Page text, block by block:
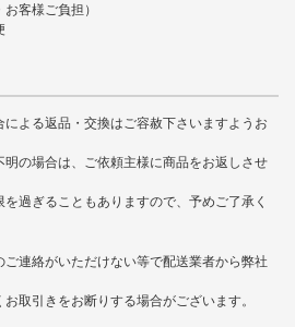
客様ご負担）
よる返品・交換はご容赦下さいますようお
の場合は、ご依頼主様に商品をお返しさせ
過ぎることもありますので、予めご了承く
連絡がいただけない等で配送業者から弊社
取引きをお断りする場合がございます。